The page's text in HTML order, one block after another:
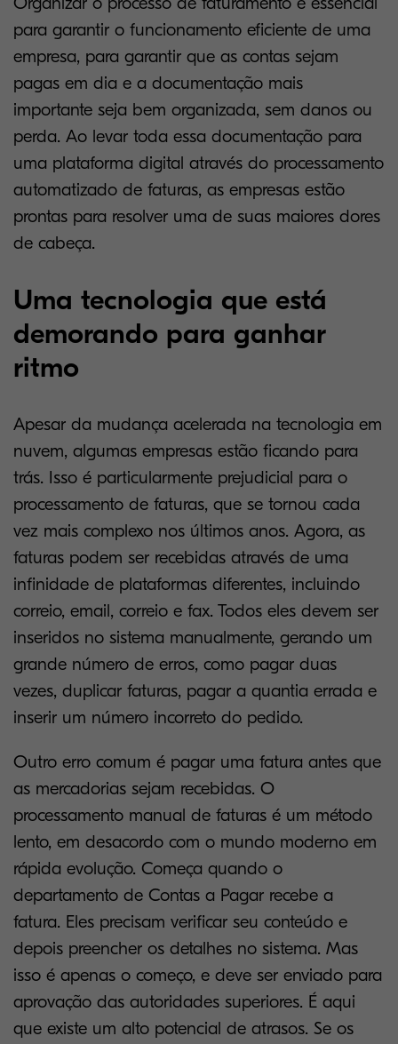
para garantir o funcionamento eficiente de uma
empresa, para garantir que as contas sejam
pagas em dia e a documentação mais
importante seja bem organizada, sem danos ou
perda. Ao levar toda essa documentação para
uma plataforma digital através do processamento
automatizado de faturas, as empresas estão
prontas para resolver uma de suas maiores dores
de cabeça.
Uma tecnologia que está
demorando para ganhar
ritmo
Apesar da mudança acelerada na tecnologia em
nuvem, algumas empresas estão ficando para
trás. Isso é particularmente prejudicial para o
processamento de faturas, que se tornou cada
vez mais complexo nos últimos anos. Agora, as
faturas podem ser recebidas através de uma
infinidade de plataformas diferentes, incluindo
correio, email, correio e fax. Todos eles devem ser
inseridos no sistema manualmente, gerando um
grande número de erros, como pagar duas
vezes, duplicar faturas, pagar a quantia errada e
inserir um número incorreto do pedido.
Outro erro comum é pagar uma fatura antes que
as mercadorias sejam recebidas. O
processamento manual de faturas é um método
lento, em desacordo com o mundo moderno em
rápida evolução. Começa quando o
departamento de Contas a Pagar recebe a
fatura. Eles precisam verificar seu conteúdo e
depois preencher os detalhes no sistema. Mas
isso é apenas o começo, e deve ser enviado para
aprovação das autoridades superiores. É aqui
que existe um alto potencial de atrasos. Se os